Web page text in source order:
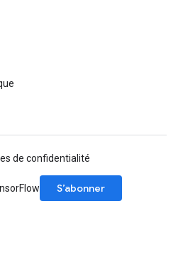
de confidentialité
S’abonner